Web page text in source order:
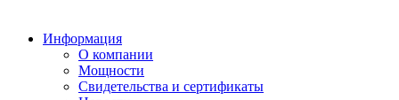
Информация
О компании
Мощности
Свидетельства и сертификаты